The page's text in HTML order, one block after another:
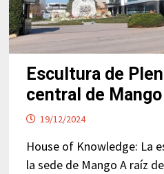
Escultura de
central de Mango
19/12/2024
House of Knowledge: La
la sede de Mango A raíz